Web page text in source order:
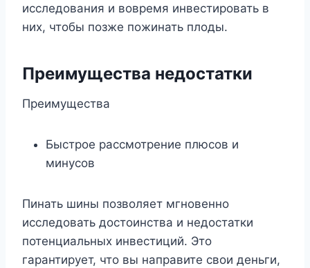
исследования и вовремя инвестировать в
них, чтобы позже пожинать плоды.
Преимущества недостатки
Преимущества
Быстрое рассмотрение плюсов и
минусов
Пинать шины позволяет мгновенно
исследовать достоинства и недостатки
потенциальных инвестиций. Это
гарантирует, что вы направите свои деньги,